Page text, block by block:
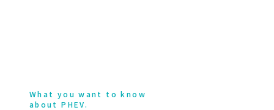
What you want to know
about PHEV.